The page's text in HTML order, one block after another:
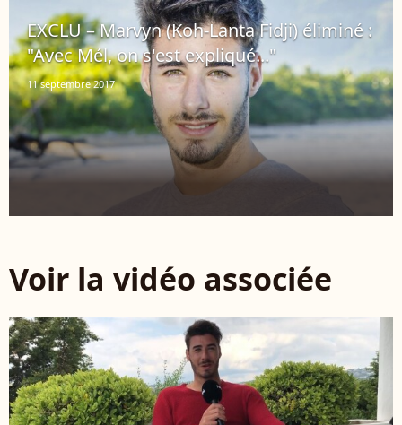
EXCLU – Marvyn (Koh-Lanta Fidji) éliminé :
"Avec Mél, on s'est expliqué..."
11 septembre 2017
Voir la vidéo associée